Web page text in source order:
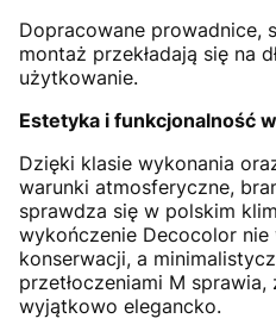
Dopracowane prowadnice,
montaż przekładają się na
użytkowanie.
Estetyka i funkcjonalność
Dzięki klasie wykonania
warunki atmosferyczne,
sprawdza się w polskim
wykończenie Decocolor
konserwacji, a
przetłoczeniami M
wyjątkowo elegancko.